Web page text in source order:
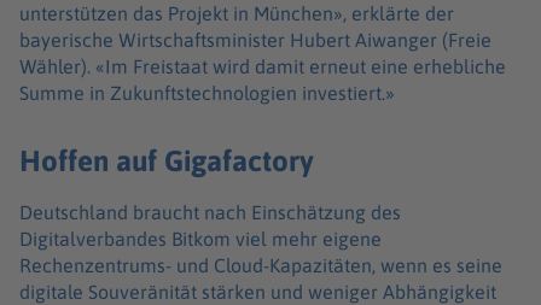
unterstützen das Projekt in München», erklärte der
bayerische Wirtschaftsminister Hubert Aiwanger (Freie
Wähler). «Im Freistaat wird damit erneut eine erhebliche
Summe in Zukunftstechnologien investiert.»
Hoffen auf Gigafactory
Deutschland braucht nach Einschätzung des
Digitalverbandes Bitkom viel mehr eigene
Rechenzentrums- und Cloud-Kapazitäten, wenn es seine
digitale Souveränität stärken und weniger Abhängigkeit